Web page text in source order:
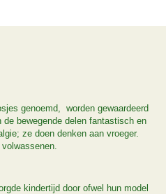
genoemd, worden gewaardeerd
bewegende delen fantastisch en
ze doen denken aan vroeger.
kindertijd door ofwel hun model